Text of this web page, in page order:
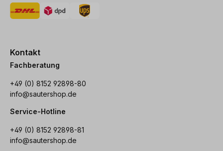
Kontakt
Fachberatung
+49 (0) 8152 92898-80
info@sautershop.de
Service-Hotline
+49 (0) 8152 92898-81
info@sautershop.de